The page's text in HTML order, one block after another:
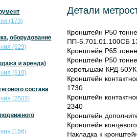
Детали
Кронштейн Р50
ПП-5.701.01.100СБ
Кронштейн Р65
Кронштейн Р50
коротышам КРД-
Кронштейн
1730
Кронштейн
2340
Кронштейн
Кронштейн
Накладка к
(173)
оборудование
(629)
и аренда)
(610)
состава
(2503)
(156)